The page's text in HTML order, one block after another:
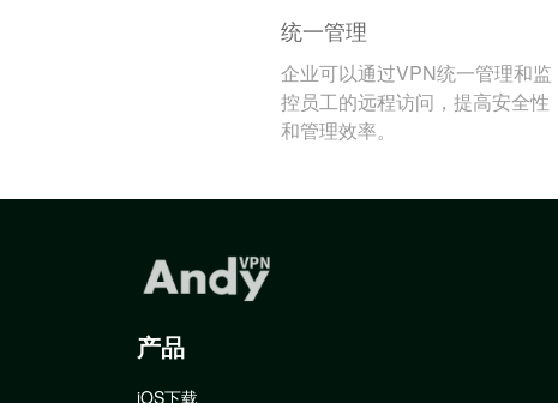
统一管理
企业可以通过VPN统一管理和监
控员工的远程访问，提高安全性
和管理效率。
产品
iOS下载